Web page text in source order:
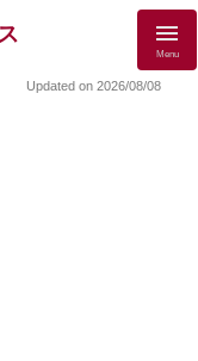
Menu
Updated on 2026/08/08